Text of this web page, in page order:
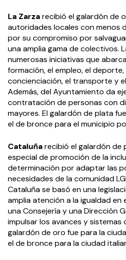
La Zarzarecibió el galardón de
autoridades locales con menos
por su compromiso por
una amplia gama de colectivos.
numerosas iniciativas que
formación, el empleo, el
concienciación, el transporte y
Además, del Ayuntamiento da
contratación de personas con
mayores. El galardón de plata
el de bronce para el municipio
Cataluñarecibió el galardón de
especial de promoción de la
determinación por adaptar las
necesidades de la comunidad
Cataluña se basó en una
amplia atención a la igualdad en
una Consejería y una Dirección
impulsar los avances y sistemas
galardón de oro fue para la
el de bronce para la ciudad